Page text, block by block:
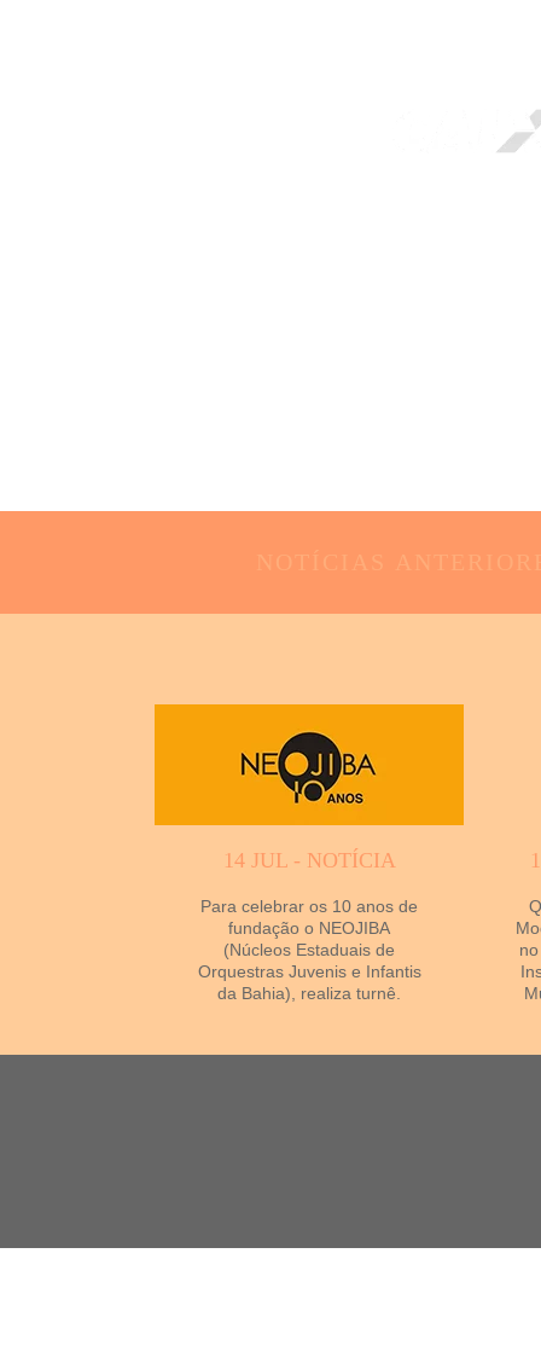
14 JUL - NOTÍCIA
Para celebrar os 10 anos de
fundação o NEOJIBA
(Núcleos Estaduais de
Orquestras Juvenis e Infantis
da Bahia), realiza turnê.